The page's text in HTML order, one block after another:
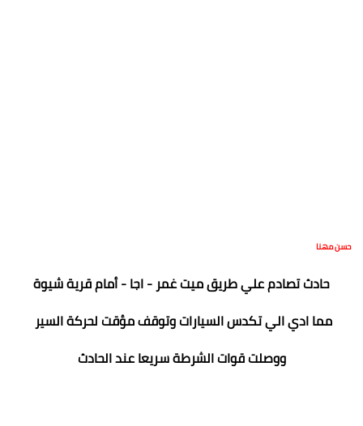
حسن مهنا
حادث تصادم علي طريق ميت غمر - اجا - أمام قرية شيوة
مما ادي الي تكدس السيارات وتوقف مؤقت لحركة السير
ووصلت قوات الشرطة سريعا عند الحادث